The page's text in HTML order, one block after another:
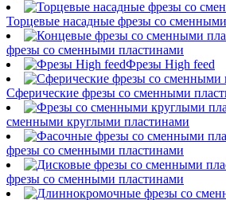
Торцевые насадные фрезы со
фрезы со сменными пластинами
Фрезы High feed
Сферические фрезы со сменными
сменными круглыми пластинами
фрезы со сменными пластинами
фрезы со сменными пластинами